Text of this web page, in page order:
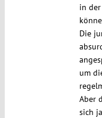
in
Die
um
Aber
sich